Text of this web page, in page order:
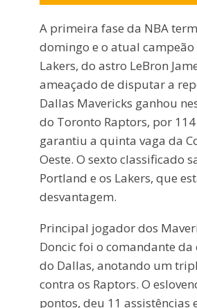
A primeira fase da NBA
domingo e o atual campeão
Lakers, do astro LeBron
ameaçado de disputar a
Dallas Mavericks ganhou
do Toronto Raptors, por 114
garantiu a quinta vaga da
Oeste. O sexto classificado
Portland e os Lakers, que
desvantagem.
Principal jogador dos
Doncic foi o comandante da
do Dallas, anotando um
contra os Raptors. O
pontos, deu 11 assistências